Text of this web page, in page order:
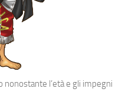
nonostante l’età e gli impegni